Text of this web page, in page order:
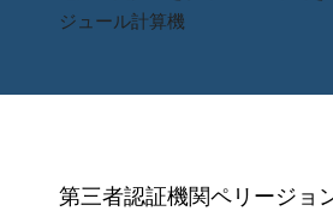
ジュール計算機
第三者認証機関ペリージョ